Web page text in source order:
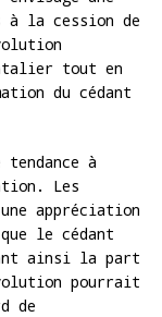
la cession de
tout en
du cédant
tendance à
Les
appréciation
le cédant
ainsi la part
pourrait
de